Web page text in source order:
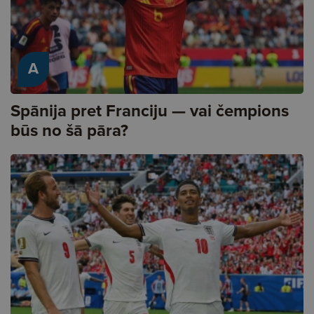
A
Spānija pret Franciju — vai čempions
būs no šā pāra?